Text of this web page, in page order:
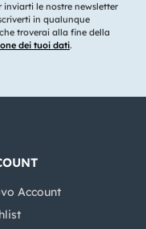
le nostre newsletter
in qualunque
troverai alla fine della
dei tuoi dati.
Account